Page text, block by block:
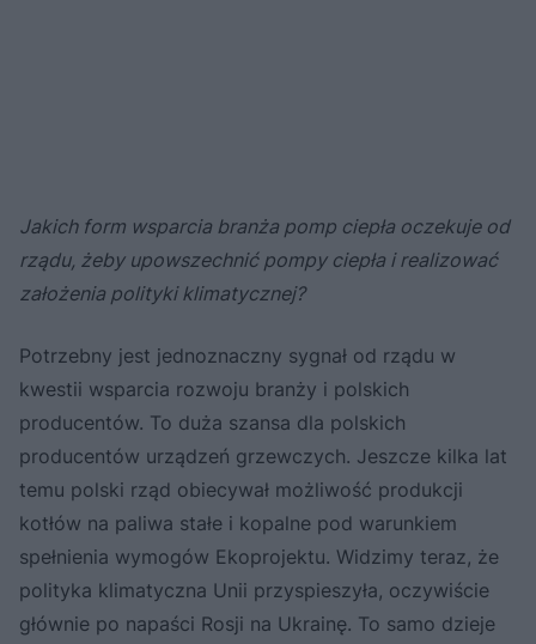
Jakich form wsparcia branża pomp ciepła oczekuje od
rządu, żeby upowszechnić pompy ciepła i realizować
założenia polityki klimatycznej?
Potrzebny jest jednoznaczny sygnał od rządu w
kwestii wsparcia rozwoju branży i polskich
producentów. To duża szansa dla polskich
producentów urządzeń grzewczych. Jeszcze kilka lat
temu polski rząd obiecywał możliwość produkcji
kotłów na paliwa stałe i kopalne pod warunkiem
spełnienia wymogów Ekoprojektu. Widzimy teraz, że
polityka klimatyczna Unii przyspieszyła, oczywiście
głównie po napaści Rosji na Ukrainę. To samo dzieje